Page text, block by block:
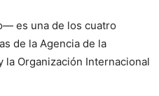
es una de los cuatro
de la Agencia de la
la Organización Internacional